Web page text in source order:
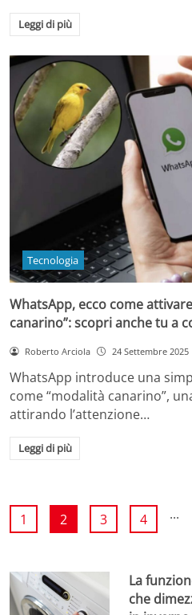
Leggi di più
Tecnologia
WhatsApp, ecco come
canarino”: scopri anche tu a
Roberto Arciola 24 Settembre 2025
WhatsApp introduce una
come “modalità canarino”,
attirando l’attenzione…
Leggi di più
1 2 3 4 ...
La
che